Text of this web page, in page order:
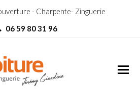
- Charpente- Zinguerie
06 59 80 31 96